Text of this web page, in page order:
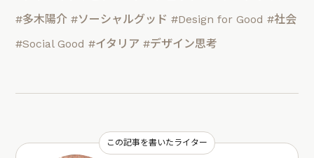
#多木陽介 #ソーシャルグッド #Design for Good #社会
#Social Good #イタリア #デザイン思考
この記事を書いたライター